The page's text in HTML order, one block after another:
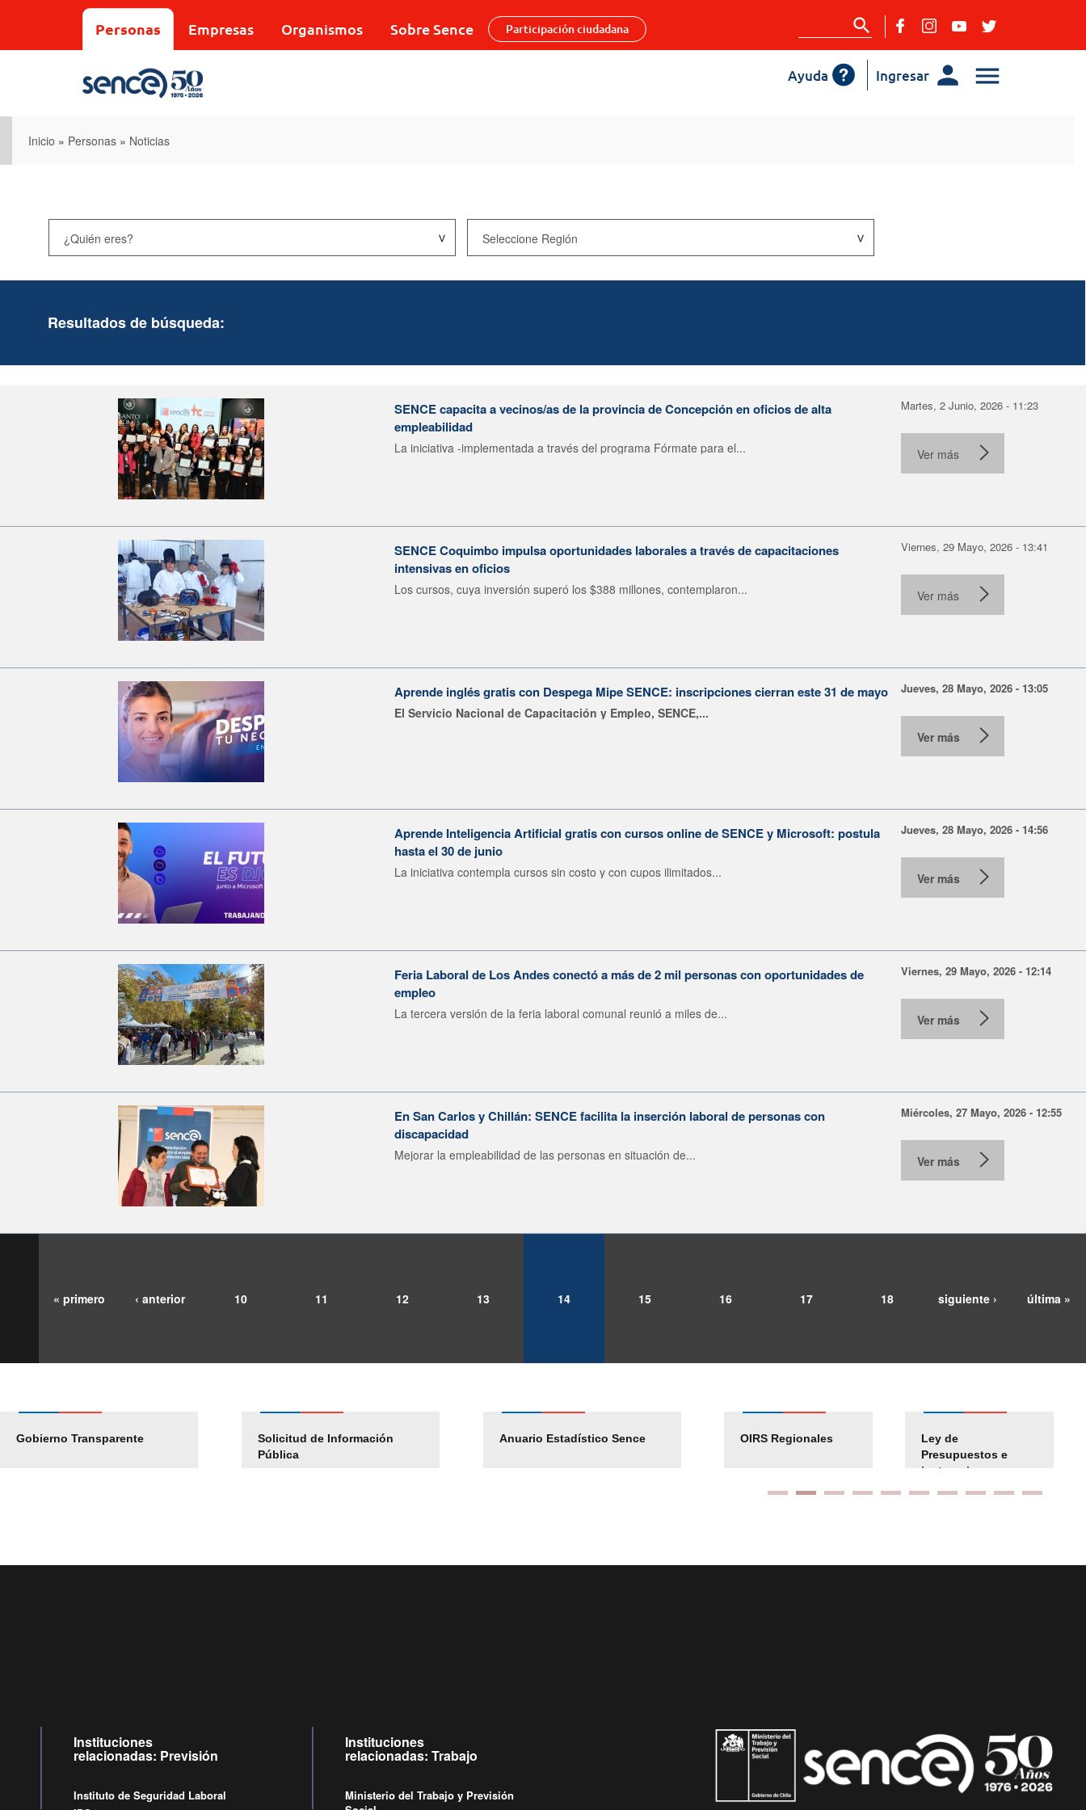
Personas Empresas Organismos Sobre Sence Participación ciudadana
Ingresar
Ayuda
Inicio » Personas » Noticias
Resultados de búsqueda:
SENCE capacita a vecinos/as de la provincia de Concepción en oficios de alta
empleabilidad
La iniciativa -implementada a través del programa Fórmate para el...
Martes, 2 Junio, 2026 - 11:23
Ver más
SENCE Coquimbo impulsa oportunidades laborales a través de capacitaciones
intensivas en oficios
Los cursos, cuya inversión superó los $388 millones, contemplaron...
Viernes, 29 Mayo, 2026 - 13:41
Ver más
Aprende inglés gratis con Despega Mipe SENCE: inscripciones cierran este 31 de mayo
El Servicio Nacional de Capacitación y Empleo, SENCE,...
Jueves, 28 Mayo, 2026 - 13:05
Ver más
Aprende Inteligencia Artificial gratis con cursos online de SENCE y Microsoft: postula
hasta el 30 de junio
La iniciativa contempla cursos sin costo y con cupos ilimitados...
Jueves, 28 Mayo, 2026 - 14:56
Ver más
Feria Laboral de Los Andes conectó a más de 2 mil personas con oportunidades de
empleo
La tercera versión de la feria laboral comunal reunió a miles de...
Viernes, 29 Mayo, 2026 - 12:14
Ver más
En San Carlos y Chillán: SENCE facilita la inserción laboral de personas con
discapacidad
Mejorar la empleabilidad de las personas en situación de...
Miércoles, 27 Mayo, 2026 - 12:55
Ver más
« primero ‹ anterior 10 11 12 13 14 15 16 17 18 siguiente › última »
Gobierno Transparente
Solicitud de Información
Pública
Anuario Estadístico Sence
Pago Proveedores
Empleos Públicos
Solicitud Audiencias
OIRS Regionales
Ley de
Presupuestos e
instrucciones
Instituciones
relacionadas: Previsión
Instituto de Seguridad Laboral
Instituciones
relacionadas: Trabajo
Ministerio del Trabajo y Previsión